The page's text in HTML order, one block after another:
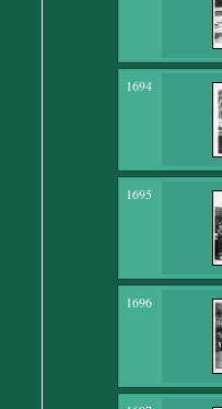
1694
1695
1696